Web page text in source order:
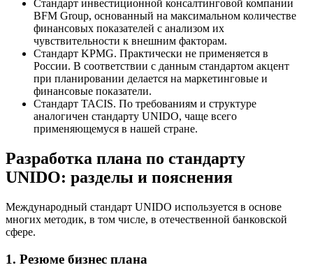
Стандарт инвестиционной консалтинговой компании
BFM Group, основанный на максимальном количестве
финансовых показателей с анализом их
чувствительности к внешним факторам.
Стандарт KPMG. Практически не применяется в
России. В соответствии с данным стандартом акцент
при планировании делается на маркетинговые и
финансовые показатели.
Стандарт TACIS. По требованиям и структуре
аналогичен стандарту UNIDO, чаще всего
применяющемуся в нашей стране.
Разработка плана по стандарту
UNIDO: разделы и пояснения
Международный стандарт UNIDO используется в основе
многих методик, в том числе, в отечественной банковской
сфере.
1. Резюме бизнес плана